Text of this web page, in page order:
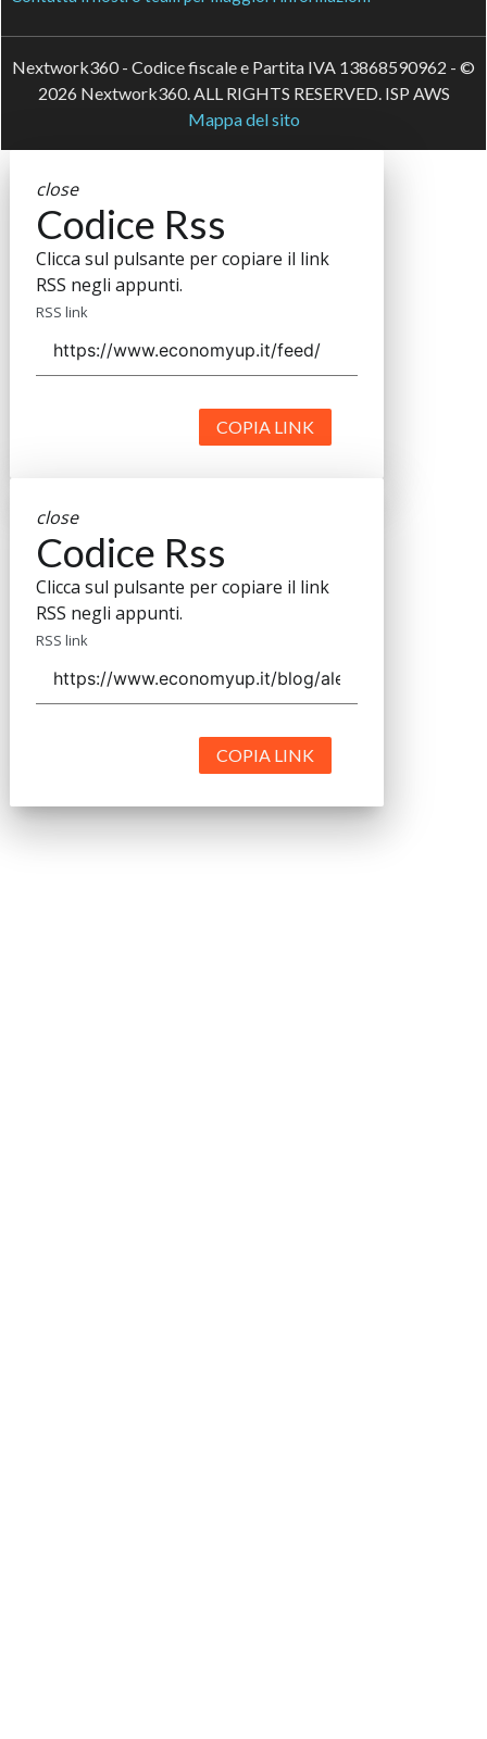
Nextwork360 - Codice fiscale e Partita IVA 13868590962 - ©
2026 Nextwork360. ALL RIGHTS RESERVED. ISP AWS
Mappa del sito
close
Codice Rss
Clicca sul pulsante per copiare il link
RSS negli appunti.
RSS link
COPIA LINK
close
Codice Rss
Clicca sul pulsante per copiare il link
RSS negli appunti.
RSS link
COPIA LINK